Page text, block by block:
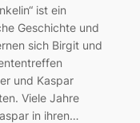
ist ein
Geschichte und
sich Birgit und
und Kaspar
Viele Jahre
in ihren…